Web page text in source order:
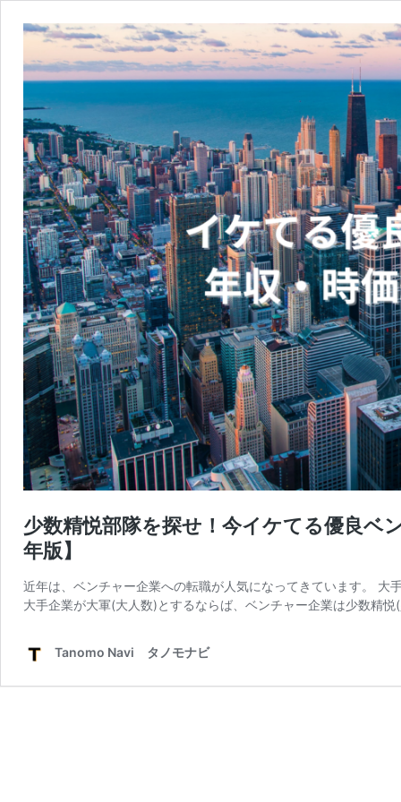
少数精悦部隊を探せ！今イケてる優良
年版】
近年は、ベンチャー企業への転職が人気になってきています。
大手企業が大軍(大人数)とするならば、ベンチャー企業は少数精
Tanomo Navi タノモナビ